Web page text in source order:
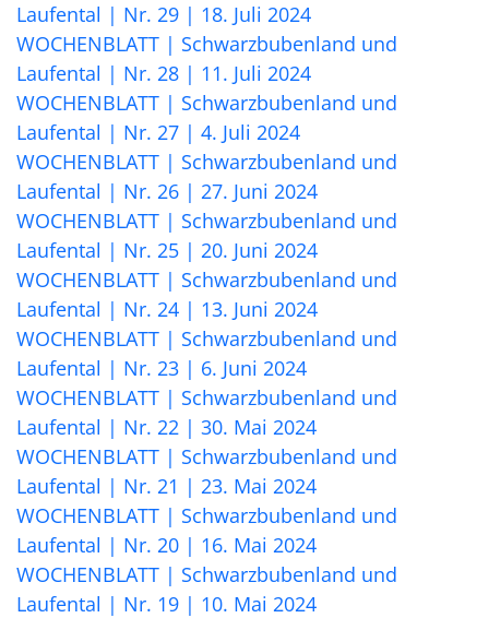
Laufental | Nr. 29 | 18. Juli 2024
WOCHENBLATT | Schwarzbubenland und
Laufental | Nr. 28 | 11. Juli 2024
WOCHENBLATT | Schwarzbubenland und
Laufental | Nr. 27 | 4. Juli 2024
WOCHENBLATT | Schwarzbubenland und
Laufental | Nr. 26 | 27. Juni 2024
WOCHENBLATT | Schwarzbubenland und
Laufental | Nr. 25 | 20. Juni 2024
WOCHENBLATT | Schwarzbubenland und
Laufental | Nr. 24 | 13. Juni 2024
WOCHENBLATT | Schwarzbubenland und
Laufental | Nr. 23 | 6. Juni 2024
WOCHENBLATT | Schwarzbubenland und
Laufental | Nr. 22 | 30. Mai 2024
WOCHENBLATT | Schwarzbubenland und
Laufental | Nr. 21 | 23. Mai 2024
WOCHENBLATT | Schwarzbubenland und
Laufental | Nr. 20 | 16. Mai 2024
WOCHENBLATT | Schwarzbubenland und
Laufental | Nr. 19 | 10. Mai 2024